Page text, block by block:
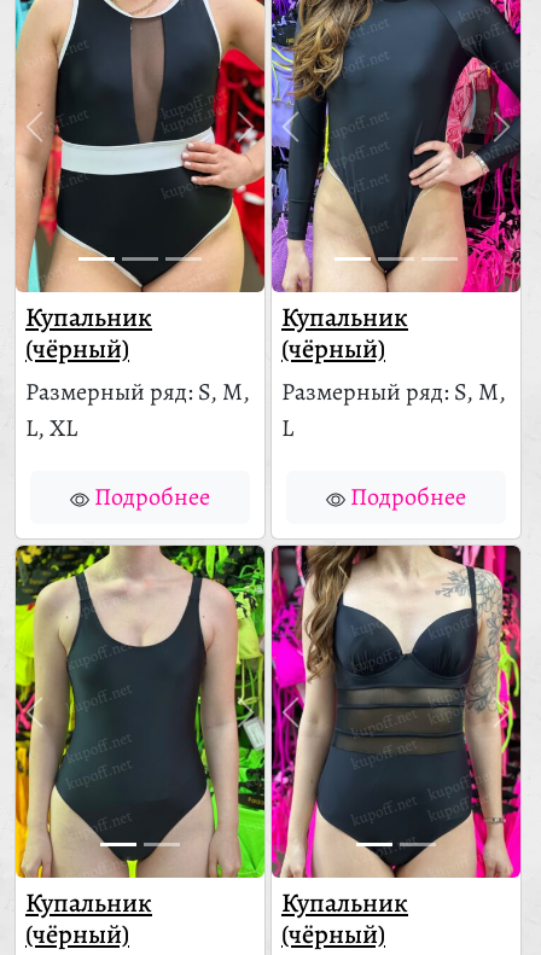
Купальник
(чёрный)
Размерный ряд: S, M,
L, XL
Подробнее
Купальник
(чёрный)
Размерный ряд: S, M,
L
Подробнее
Купальник
(чёрный)
Купальник
(чёрный)